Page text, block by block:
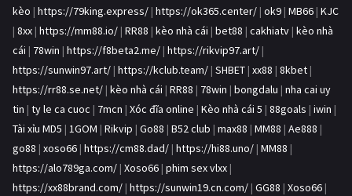
kèo | https://79king.express/ | https://ok365.center/ | ok9 | MB66 | KJC
| 8xx | https://mm88.io/ | RR88 | kèo nhà cái | bet88 | cakhiatv | kèo nhà
cái | 78win | https://f8beta2.me/ | https://rikvip97.art/ |
https://sunwin97.art/ | https://kclub.team/ | SHBET | xx88 | 8kbet |
https://rr88.se.net/ | kèo nhà cái | RR88 | 78win | bongdalu | nha cai uy
tin | ty le ca cuoc | 7mcn | Xóc đĩa online | Kèo nhà cái 5 | 88goals | iwin |
Tài xỉu MD5 | 1GOM | Rikvip | Go88 | B52 club | max88 | MM88 | Ae888 |
go88 | xoso66 | https://cm88.dad/ | https://hi88.uno/ | MM88 |
https://alo789ga.com/ | Xoso66 | phim sex vlxx |
https://xx88brand.com/ | https://sunwin19.cn.com/ | GG88 | Xoso66 |